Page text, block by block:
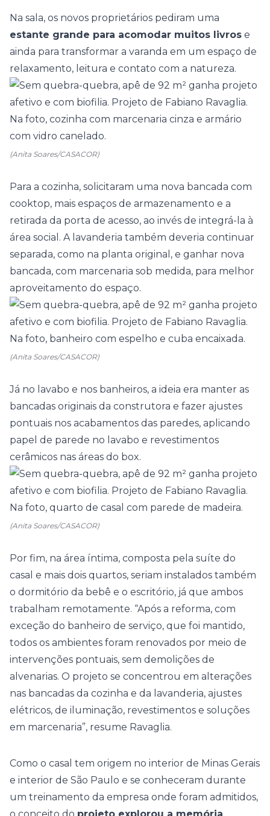
Na sala, os novos proprietários pediram uma
estante grande para acomodar muitos livros e
ainda para transformar a varanda em um espaço de
relaxamento, leitura e contato com a natureza.
(Anita Soares/CASACOR)
Para a cozinha, solicitaram uma nova bancada com
cooktop, mais espaços de armazenamento e a
retirada da porta de acesso, ao invés de integrá-la à
área social. A lavanderia também deveria continuar
separada, como na planta original, e ganhar nova
bancada, com marcenaria sob medida, para melhor
aproveitamento do espaço.
(Anita Soares/CASACOR)
Já no lavabo e nos banheiros, a ideia era manter as
bancadas originais da construtora e fazer ajustes
pontuais nos acabamentos das paredes, aplicando
papel de parede no lavabo e revestimentos
cerâmicos nas áreas do box.
(Anita Soares/CASACOR)
Por fim, na área íntima, composta pela suíte do
casal e mais dois quartos, seriam instalados também
o dormitório da bebê e o escritório, já que ambos
trabalham remotamente. “Após a reforma, com
exceção do banheiro de serviço, que foi mantido,
todos os ambientes foram renovados por meio de
intervenções pontuais, sem demolições de
alvenarias. O projeto se concentrou em alterações
nas bancadas da cozinha e da lavanderia, ajustes
elétricos, de iluminação, revestimentos e soluções
em marcenaria”, resume Ravaglia.
Como o casal tem origem no interior de Minas Gerais
e interior de São Paulo e se conheceram durante
um treinamento da empresa onde foram admitidos,